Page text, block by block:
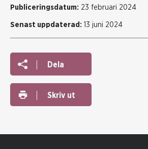
Publiceringsdatum: 23 februari 2024
Senast uppdaterad: 13 juni 2024
Dela
Skriv ut